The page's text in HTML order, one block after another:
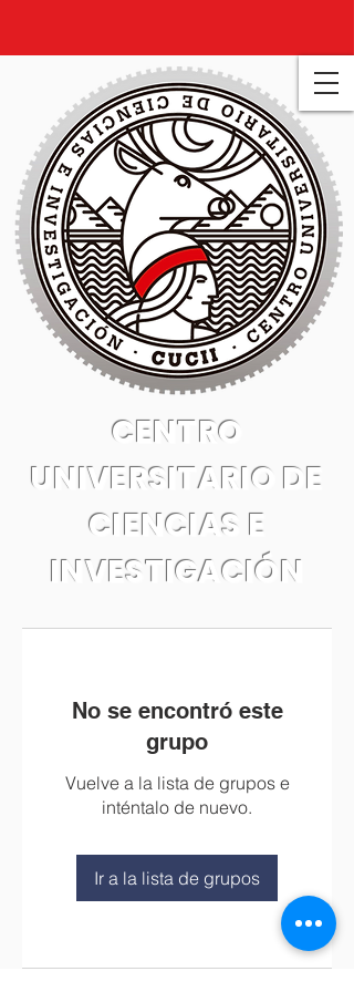
CENTRO
UNIVERSITARIO DE
CIENCIAS E
INVESTIGACIÓN
No se encontró este
grupo
Vuelve a la lista de grupos e
inténtalo de nuevo.
Ir a la lista de grupos